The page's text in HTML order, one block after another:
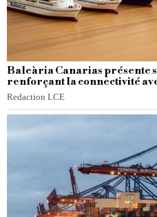
Baleària Canarias présente
renforçant la connectivité
Redaction LCE